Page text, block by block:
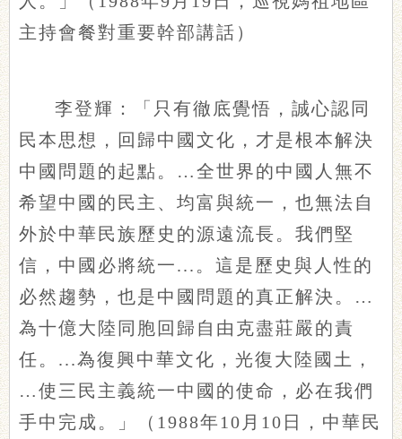
主持會餐對重要幹部講話）
李登輝：「只有徹底覺悟，誠心認同
民本思想，回歸中國文化，才是根本解決
中國問題的起點。…全世界的中國人無不
希望中國的民主、均富與統一，也無法自
外於中華民族歷史的源遠流長。我們堅
信，中國必將統一...。這是歷史與人性的
必然趨勢，也是中國問題的真正解決。…
為十億大陸同胞回歸自由克盡莊嚴的責
任。...為復興中華文化，光復大陸國土，
…使三民主義統一中國的使命，必在我們
手中完成。」（1988年10月10日，中華民